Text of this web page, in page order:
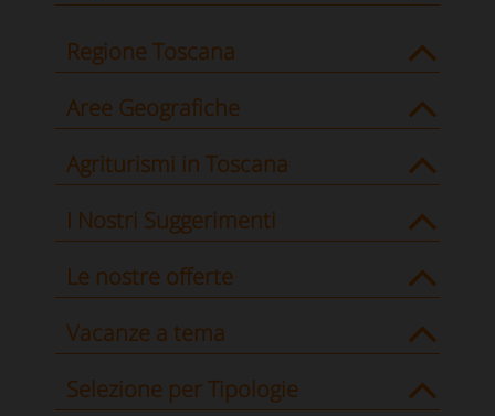
Regione Toscana
Aree Geografiche
Agriturismi in Toscana
I Nostri Suggerimenti
Le nostre offerte
Vacanze a tema
Selezione per Tipologie